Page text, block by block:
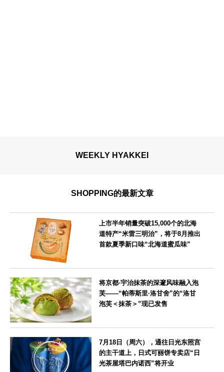
WEEKLY HYAKKEI
SHOPPING的最新文章
上市半年销量突破15,000个的北海
道特产“米雷三明治”，将于8月推出
首款夏季新口味“北海道蜜瓜味”
将京都·宇治抹茶的深邃风味融入泡
芙——“帕蒂斯里·洛甘舍”的“洛甘
泡芙＜抹茶＞”现已发售
7月18日（周六），通往日光东照宫
的主干道上，日式可丽饼专卖店“日
光茶屋塔巴内诺西”将开业